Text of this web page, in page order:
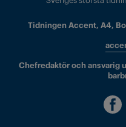
Tidningen Accent, A4,
Chefredaktör och ansvarig